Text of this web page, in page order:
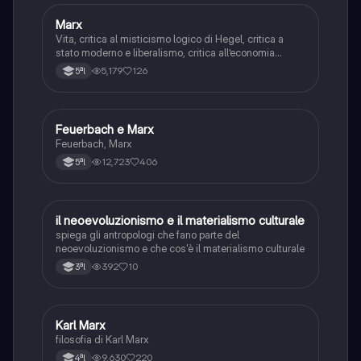
Filosofia
Marx
Vita, critica al misticismo logico di Hegel, critica a
stato moderno e liberalismo, critica all’economia
borghese, distacco da Feuerbach, concezione
materialistica e la dialettica della storia, manifesto del
5ªl 5,179 126
Filosofia
Feuerbach e Marx
Feuerbach, Marx
5ªl 12,723 406
S.umane
il neoevoluzionismo e il materialismo culturale
spiega gli antropologi che fano parte del
neoevoluzionismo e che cos'è il materialismo culturale
3ªl 392 10
Filosofia
Karl Marx
filosofia di Karl Marx
4ªl 9,630 220